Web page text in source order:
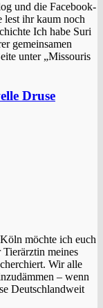
und die Facebook-
lest ihr kaum noch
Ich habe Suri
gemeinsamen
unter „Missouris
Druse
möchte ich euch
meines
Wir alle
– wenn
Deutschlandweit